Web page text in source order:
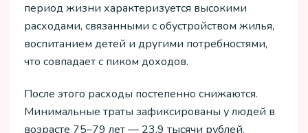
период жизни характеризуется высокими
расходами, связанными с обустройством жилья,
воспитанием детей и другими потребностями,
что совпадает с пиком доходов.
После этого расходы постепенно снижаются.
Минимальные траты зафиксированы у людей в
возрасте 75–79 лет — 23,9 тысячи рублей.